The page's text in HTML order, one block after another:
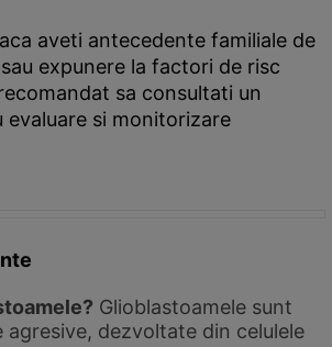
aveti antecedente familiale de
expunere la factori de risc
sa consultati un
evaluare si monitorizare
Glioblastoamele sunt
agresive, dezvoltate din celulele